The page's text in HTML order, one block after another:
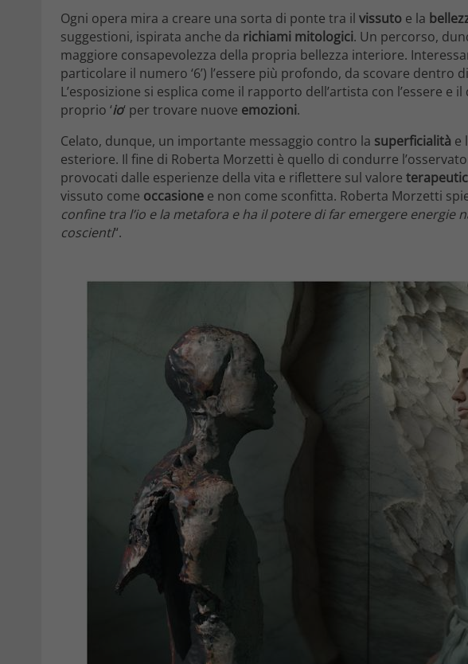
Ogni opera mira a creare una sorta di ponte tra il vissuto e la
suggestioni, ispirata anche da richiami mitologici. Un percorso,
maggiore consapevolezza della propria bellezza interiore.
particolare il numero ‘6’) l’essere più profondo, da scovare dentro
L’esposizione si esplica come il rapporto dell’artista con l’essere e
proprio ‘io‘ per trovare nuove emozioni.
Celato, dunque, un importante messaggio contro la superficialità e
esteriore. Il fine di Roberta Morzetti è quello di condurre
provocati dalle esperienze della vita e riflettere sul valore
vissuto come occasione e non come sconfitta. Roberta Morzetti
confine tra l’io e la metafora e ha il potere di far emergere energie
coscienti“.